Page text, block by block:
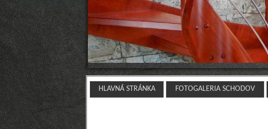
HLAVNÁ STRÁNKA FOTOGALERIA SCHODOV